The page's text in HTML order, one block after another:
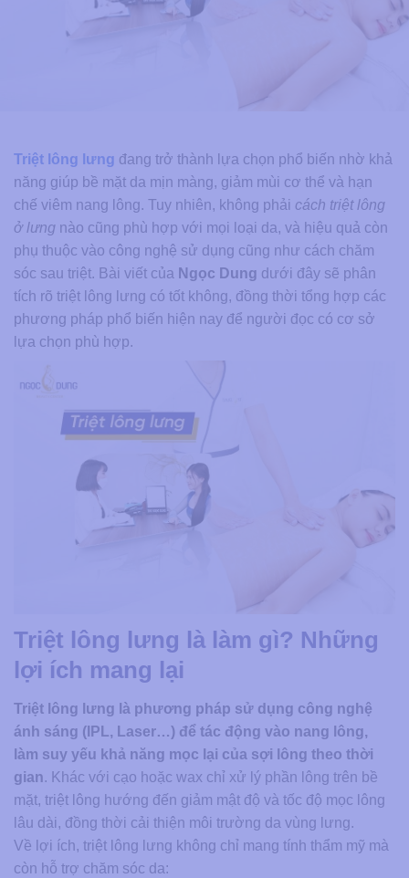
Triệt lông lưng đang trở thành lựa chọn phổ biến nhờ khả
năng giúp bề mặt da mịn màng, giảm mùi cơ thể và hạn
chế viêm nang lông. Tuy nhiên, không phải cách triệt lông
ở lưng nào cũng phù hợp với mọi loại da, và hiệu quả còn
phụ thuộc vào công nghệ sử dụng cũng như cách chăm
sóc sau triệt. Bài viết của Ngọc Dung dưới đây sẽ phân
tích rõ triệt lông lưng có tốt không, đồng thời tổng hợp các
phương pháp phổ biến hiện nay để người đọc có cơ sở
lựa chọn phù hợp.
Triệt lông lưng là làm gì? Những
lợi ích mang lại
Triệt lông lưng là phương pháp sử dụng công nghệ
ánh sáng (IPL, Laser…) để tác động vào nang lông,
làm suy yếu khả năng mọc lại của sợi lông theo thời
gian. Khác với cạo hoặc wax chỉ xử lý phần lông trên bề
mặt, triệt lông hướng đến giảm mật độ và tốc độ mọc lông
lâu dài, đồng thời cải thiện môi trường da vùng lưng.
Về lợi ích, triệt lông lưng không chỉ mang tính thẩm mỹ mà
còn hỗ trợ chăm sóc da: